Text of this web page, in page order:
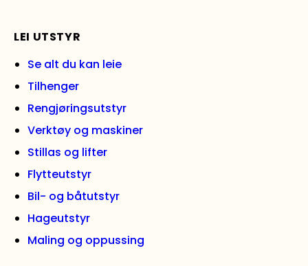
LEI UTSTYR
Se alt du kan leie
Tilhenger
Rengjøringsutstyr
Verktøy og maskiner
Stillas og lifter
Flytteutstyr
Bil- og båtutstyr
Hageutstyr
Maling og oppussing